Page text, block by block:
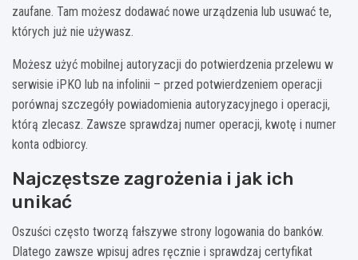
zaufane. Tam możesz dodawać nowe urządzenia lub usuwać te,
których już nie używasz.
Możesz użyć mobilnej autoryzacji do potwierdzenia przelewu w
serwisie iPKO lub na infolinii – przed potwierdzeniem operacji
porównaj szczegóły powiadomienia autoryzacyjnego i operacji,
którą zlecasz. Zawsze sprawdzaj numer operacji, kwotę i numer
konta odbiorcy.
Najczęstsze zagrożenia i jak ich
unikać
Oszuści często tworzą fałszywe strony logowania do banków.
Dlatego zawsze wpisuj adres ręcznie i sprawdzaj certyfikat